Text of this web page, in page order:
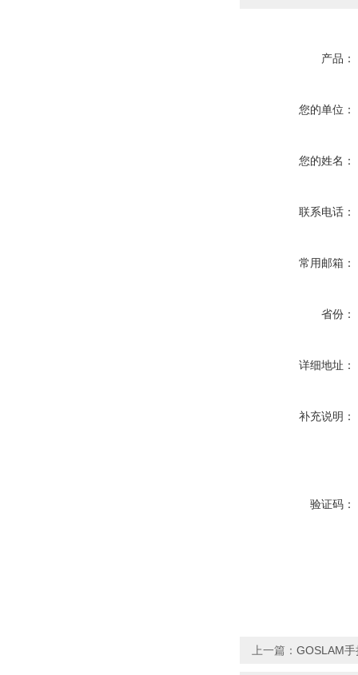
产品：
您的单位：
您的姓名：
联系电话：
常用邮箱：
省份：
详细地址：
补充说明：
验证码：
上一篇： GOSLAM